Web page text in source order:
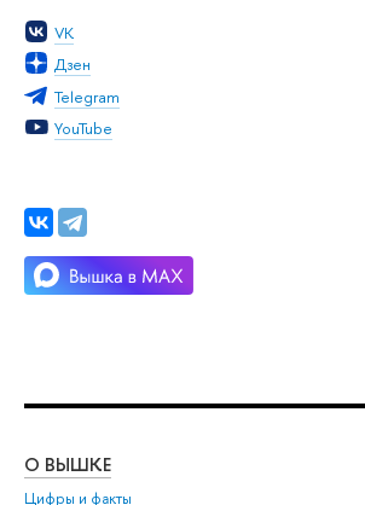
VK
Дзен
Telegram
YouTube
О ВЫШКЕ
Цифры и факты